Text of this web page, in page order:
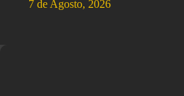
7 de Agosto, 2026